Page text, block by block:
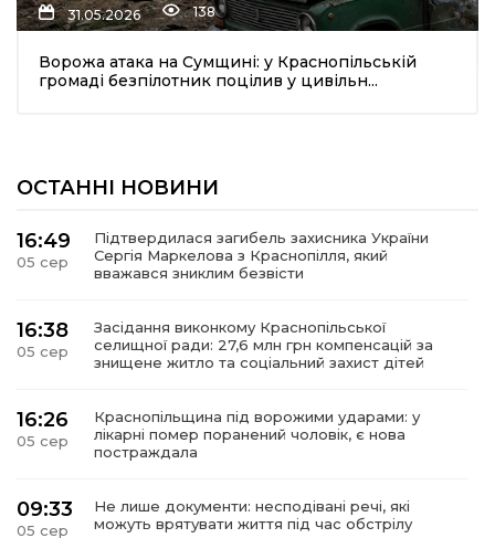
31.05.2026 138
Ворожа атака на Сумщині: у Краснопільській
громаді безпілотник поцілив у цивільн...
ОСТАННІ НОВИНИ
16:49
05 сер
Підтвердилася загибель захисника України
Сергія Маркелова з Краснопілля, який
вважався зниклим безвісти
16:38
05 сер
Засідання виконкому Краснопільської
селищної ради: 27,6 млн грн компенсацій за
знищене житло та соціальний захист дітей
16:26
05 сер
Краснопільщина під ворожими ударами: у
лікарні помер поранений чоловік, є нова
постраждала
09:33
05 сер
Не лише документи: несподівані речі, які
можуть врятувати життя під час обстрілу